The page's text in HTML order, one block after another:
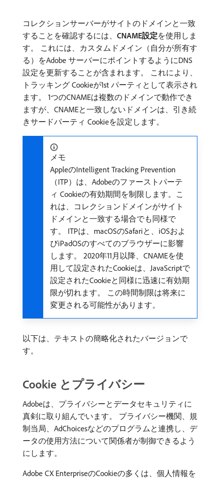
コレクションサーバーがサイトのドメインと一致
することを確認するには、 CNAME設定​を使用しま
す。 これには、カスタムドメイン（自分が所有す
る）をAdobe サーバーにポイントするようにDNS
設定を更新することが含まれます。 これにより、
トラッキング Cookieが1st パーティとして表示され
ます。 1つのCNAMEは複数のドメインで動作でき
ますが、CNAMEと一致しないドメインは、引き続
きサードパーティ Cookieを設定します。
メモ
AppleのIntelligent Tracking Prevention
（ITP）は、Adobeのファーストパーテ
ィ Cookieの有効期間を制限します。こ
れは、コレクションドメインがサイト
ドメインと一致する場合でも同様で
す。 ITPは、macOSのSafariと、iOSおよ
びiPadOSのすべてのブラウザーに影響
します。 2020年11月以降、CNAMEを使
用して設定されたCookieは、JavaScriptで
設定されたCookieと同様に迅速に有効期
限が切れます。 この時間制限は将来に
変更される可能性があります。
以下は、テキストの簡略化されたバージョンで
す。
Cookie とプライバシー
Adobeは、プライバシーとデータセキュリティに
真剣に取り組んでいます。 プライバシー機関、規
制当局、AdChoicesなどのプログラムと連携し、デ
ータの使用方法について関係者が制御できるよう
にします。
Adobe CX EnterpriseのCookieの多くは、個人情報を